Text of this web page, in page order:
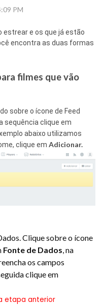
PM
e os que já estão
encontra as duas formas
filmes que vão
sobre o ícone de Feed
sequência clique em
abaixo utilizamos
clique em Adicionar.
Clique sobre o ícone
Fonte de Dados , na
os campos
clique em
etapa anterior